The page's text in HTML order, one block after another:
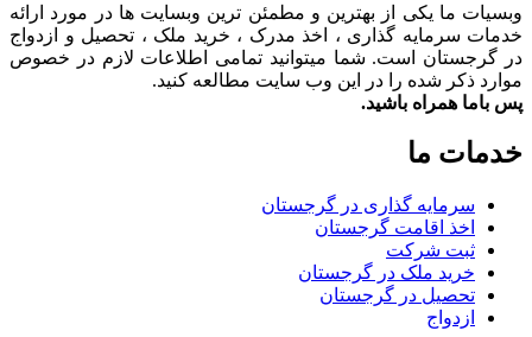
وبسیات ما یکی از بهترین و مطمئن ترین وبسایت ها در مورد ارائه
خدمات سرمایه گذاری ، اخذ مدرک ، خرید ملک ، تحصیل و ازدواج
در گرجستان است. شما میتوانید تمامی اطلاعات لازم در خصوص
موارد ذکر شده را در این وب سایت مطالعه کنید.
پس باما همراه باشید.
خدمات ما
سرمایه گذاری در گرجستان
اخذ اقامت گرجستان
ثبت شرکت
خرید ملک در گرجستان
تحصیل در گرجستان
ازدواج